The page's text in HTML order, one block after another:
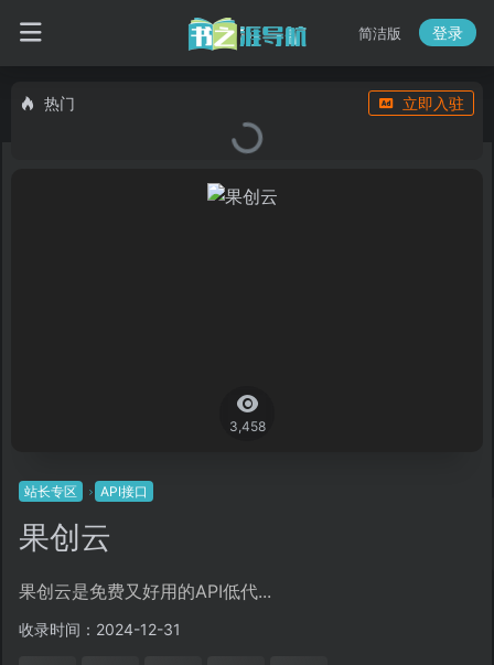
简洁版 登录
热门 立即入驻
3,458
站长专区 API接口
果创云
果创云是免费又好用的API低代...
收录时间：2024-12-31